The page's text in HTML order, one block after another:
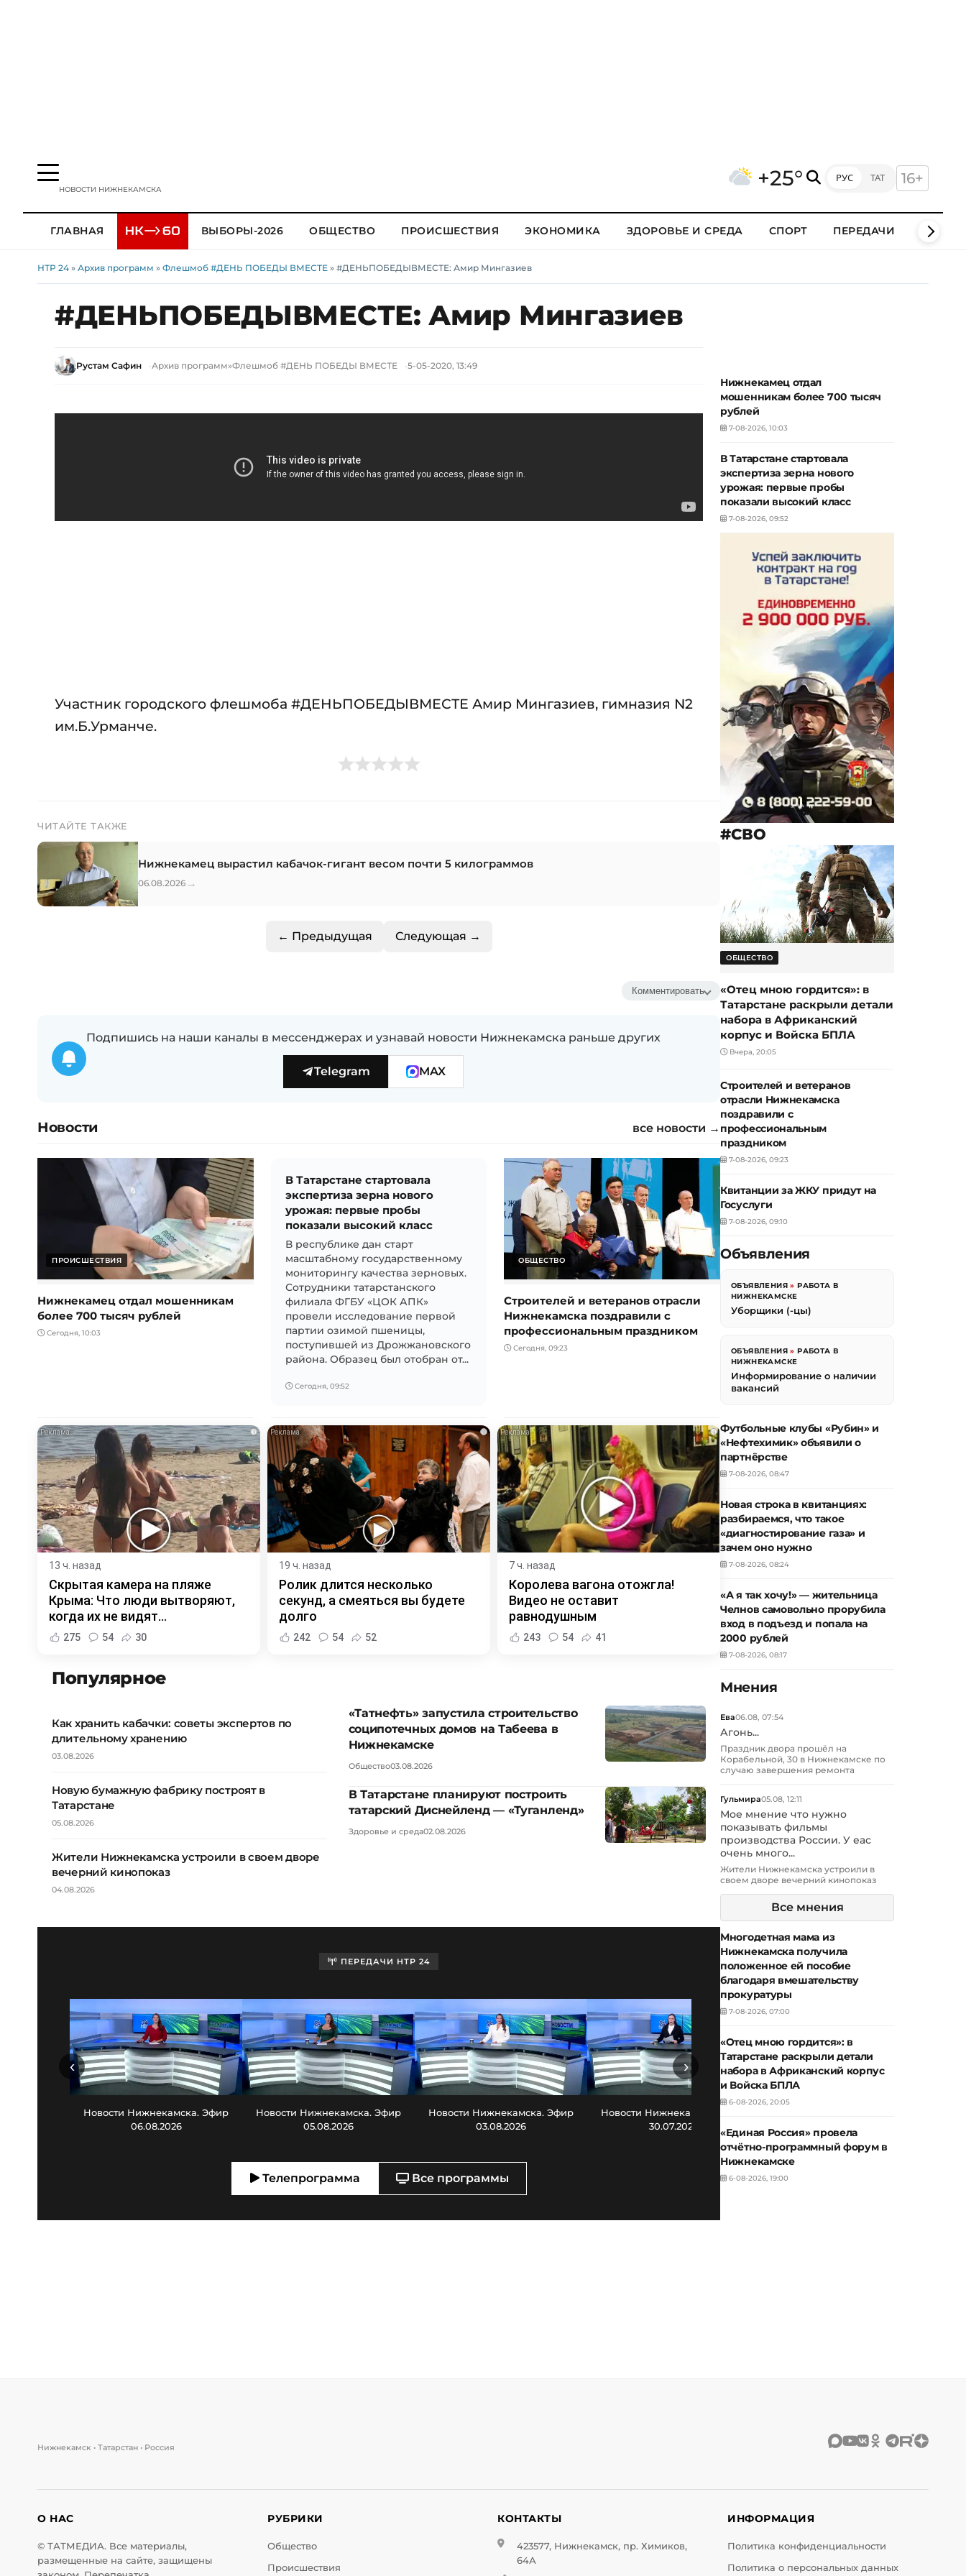
НОВОСТИ НИЖНЕКАМСКА +25° РУС ТАТ 16+
ГЛАВНАЯ ВЫБОРЫ-2026 ОБЩЕСТВО ПРОИСШЕСТВИЯ ЭКОНОМИКА ЗДОРОВЬЕ И СРЕДА СПОРТ ПЕРЕДАЧИ КЛИПЫ
НТР 24 » Архив программ » Флешмоб #ДЕНЬ ПОБЕДЫ ВМЕСТЕ » #ДЕНЬПОБЕДЫВМЕСТЕ: Амир Мингазиев
#ДЕНЬПОБЕДЫВМЕСТЕ: Амир Мингазиев
Рустам Сафин Архив программ»Флешмоб #ДЕНЬ ПОБЕДЫ ВМЕСТЕ 5-05-2020, 13:49
Участник городского флешмоба #ДЕНЬПОБЕДЫВМЕСТЕ Амир Мингазиев, гимназия N2
им.Б.Урманче.
ЧИТАЙТЕ ТАКЖЕ
Нижнекамец вырастил кабачок-гигант весом почти 5 килограммов
06.08.2026 →
← Предыдущая Следующая →
Комментировать
Подпишись на наши каналы в мессенджерах и узнавай новости Нижнекамска раньше других
Telegram MAX
Новости все новости →
ПРОИСШЕСТВИЯ
Нижнекамец отдал мошенникам
более 700 тысяч рублей
Сегодня, 10:03
В Татарстане стартовала
экспертиза зерна нового
урожая: первые пробы
показали высокий класс
В республике дан старт
масштабному государственному
мониторингу качества зерновых.
Сотрудники татарстанского
филиала ФГБУ «ЦОК АПК»
провели исследование первой
партии озимой пшеницы,
поступившей из Дрожжановского
района. Образец был отобран от...
Сегодня, 09:52
ОБЩЕСТВО
Строителей и ветеранов отрасли
Нижнекамска поздравили с
профессиональным праздником
Сегодня, 09:23
i
13 ч. назад
Скрытая камера на пляже
Крыма: Что люди вытворяют,
когда их не видят...
275 54 30
i
19 ч. назад
Ролик длится несколько
секунд, а смеяться вы будете
долго
242 54 52
i
7 ч. назад
Королева вагона отожгла!
Видео не оставит
равнодушным
243 54 41
Популярное
Как хранить кабачки: советы экспертов по
длительному хранению
03.08.2026
Новую бумажную фабрику построят в
Татарстане
05.08.2026
Жители Нижнекамска устроили в своем дворе
вечерний кинопоказ
04.08.2026
«Татнефть» запустила строительство
соципотечных домов на Табеева в
Нижнекамске
Общество03.08.2026
В Татарстане планируют построить
татарский Диснейленд — «Туганленд»
Здоровье и среда02.08.2026
ПЕРЕДАЧИ НТР 24
Новости Нижнекамска. Эфир
06.08.2026
Новости Нижнекамска. Эфир
05.08.2026
Новости Нижнекамска. Эфир
03.08.2026
Новости Нижнекамска. Эфир
30.07.2026
‹ ›
Телепрограмма Все программы
Нижнекамец отдал
мошенникам более 700 тысяч
рублей
7-08-2026, 10:03
В Татарстане стартовала
экспертиза зерна нового
урожая: первые пробы
показали высокий класс
7-08-2026, 09:52
#СВО
ОБЩЕСТВО
«Отец мною гордится»: в
Татарстане раскрыли детали
набора в Африканский
корпус и Войска БПЛА
Вчера, 20:05
Строителей и ветеранов
отрасли Нижнекамска
поздравили с
профессиональным
праздником
7-08-2026, 09:23
Квитанции за ЖКУ придут на
Госуслуги
7-08-2026, 09:10
Объявления
ОБЪЯВЛЕНИЯ »РАБОТА В
НИЖНЕКАМСКЕ
Уборщики (-цы)
ОБЪЯВЛЕНИЯ »РАБОТА В
НИЖНЕКАМСКЕ
Информирование о наличии
вакансий
Футбольные клубы «Рубин» и
«Нефтехимик» объявили о
партнёрстве
7-08-2026, 08:47
Новая строка в квитанциях:
разбираемся, что такое
«диагностирование газа» и
зачем оно нужно
7-08-2026, 08:24
«А я так хочу!» — жительница
Челнов самовольно прорубила
вход в подъезд и попала на
2000 рублей
7-08-2026, 08:17
Мнения
Ева06.08, 07:54
Агонь...
Праздник двора прошёл на
Корабельной, 30 в Нижнекамске по
случаю завершения ремонта
Гульмира05.08, 12:11
Мое мнение что нужно
показывать фильмы
производства России. У еас
очень много...
Жители Нижнекамска устроили в
своем дворе вечерний кинопоказ
Все мнения
Многодетная мама из
Нижнекамска получила
положенное ей пособие
благодаря вмешательству
прокуратуры
7-08-2026, 07:00
«Отец мною гордится»: в
Татарстане раскрыли детали
набора в Африканский корпус
и Войска БПЛА
6-08-2026, 20:05
«Единая Россия» провела
отчётно-программный форум в
Нижнекамске
6-08-2026, 19:00
Нижнекамск • Татарстан • Россия
О НАС
© ТАТМЕДИА. Все материалы,
размещенные на сайте, защищены
РУБРИКИ
Общество
Происшествия
КОНТАКТЫ
423577, Нижнекамск, пр. Химиков,
64А
ИНФОРМАЦИЯ
Политика конфиденциальности
Политика о персональных данных